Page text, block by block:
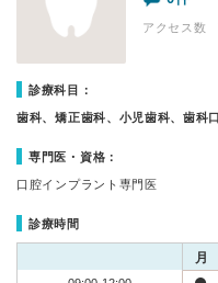
アクセス数
診療科目：
歯科、矯正歯科、小児歯科、歯科
専門医・資格：
口腔インプラント専門医
診療時間
月